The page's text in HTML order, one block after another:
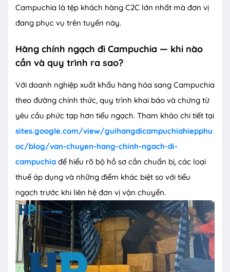
Campuchia là tệp khách hàng C2C lớn nhất mà đơn vị
đang phục vụ trên tuyến này.
Hàng chính ngạch đi Campuchia — khi nào
cần và quy trình ra sao?
Với doanh nghiệp xuất khẩu hàng hóa sang Campuchia
theo đường chính thức, quy trình khai báo và chứng từ
yêu cầu phức tạp hơn tiểu ngạch. Tham khảo chi tiết tại
sites.google.com/view/guihangdicampuchiahiepphu
oc/blog/van-chuyen-hang-chinh-ngach-di-
campuchia để hiểu rõ bộ hồ sơ cần chuẩn bị, các loại
thuế áp dụng và những điểm khác biệt so với tiểu
ngạch trước khi liên hệ đơn vị vận chuyển.